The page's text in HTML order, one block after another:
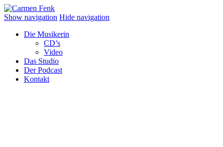
Show navigation Hide navigation
Die Musikerin
CD’s
Video
Das Studio
Der Podcast
Kontakt